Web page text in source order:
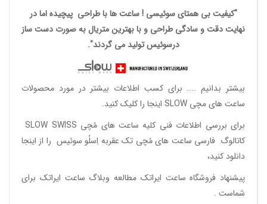
"کیفیت بی همتای سوئیسی ! ساعت ها با طراحی پیچیده اما در
نهایت دقت و سادگی طراحی و با بهترین متریال به صورت دست ساز
درسوئیس تولید می گردند".
بیشتر بدانیم .... برای کسب اطلاعات بیشتر در مورد محصولات
ساعت های مچی SLOW اینجا را کلیک کنید.
برای بررسی اطلاعات فنی کلیه ساعت های مُچی SLOW SWISS
کاتالوگ فارسی ساعت های مُچی تک عقربه اِسلُو سوئیس را از اینجا
دانلود کنید،
پیشنهاد فروشگاه ساعت ایراتک مطالعه وبلاگ ساعت ایراتک برای
شماست .